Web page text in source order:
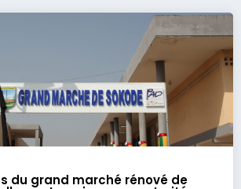
du grand marché rénové de